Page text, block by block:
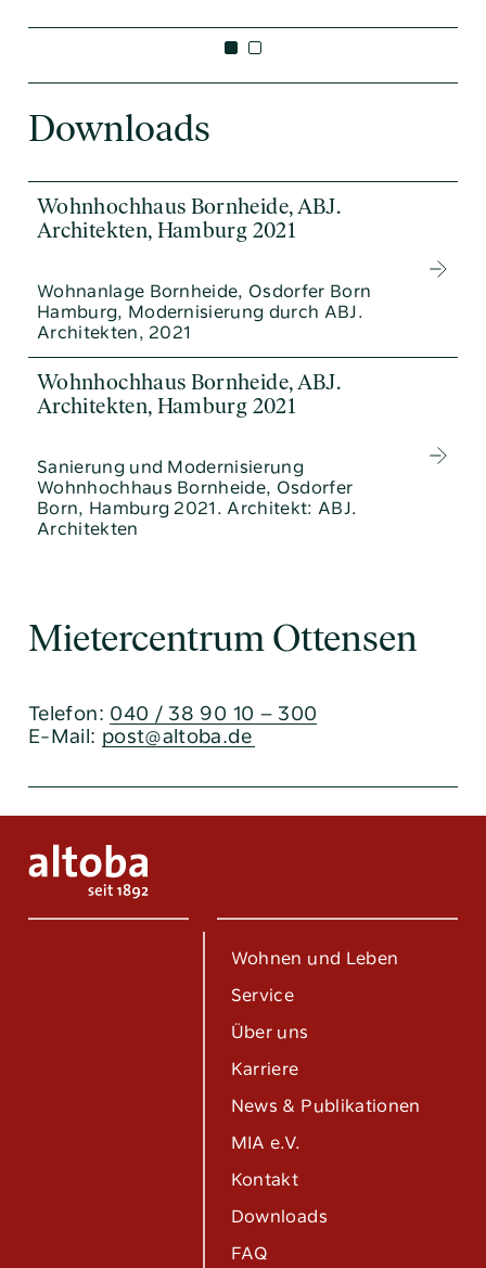
Downloads
Wohnhochhaus Bornheide, ABJ.
Architekten, Hamburg 2021
Wohnanlage Bornheide, Osdorfer Born
Hamburg, Modernisierung durch ABJ.
Architekten, 2021
Wohnhochhaus Bornheide, ABJ.
Architekten, Hamburg 2021
Sanierung und Modernisierung
Wohnhochhaus Bornheide, Osdorfer
Born, Hamburg 2021. Architekt: ABJ.
Architekten
Mietercentrum Ottensen
Telefon: 040 / 38 90 10 – 300
E-Mail: post@altoba.de
Wohnen und Leben
Service
Über uns
Karriere
News & Publikationen
MIA e.V.
Kontakt
Downloads
FAQ